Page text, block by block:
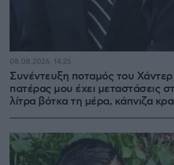
Συνέντευξη ποταμός του
πατέρας μου έχει μεταστάσεις
λίτρα βότκα τη μέρα, κάπνιζα
08.08.2026, 14:25